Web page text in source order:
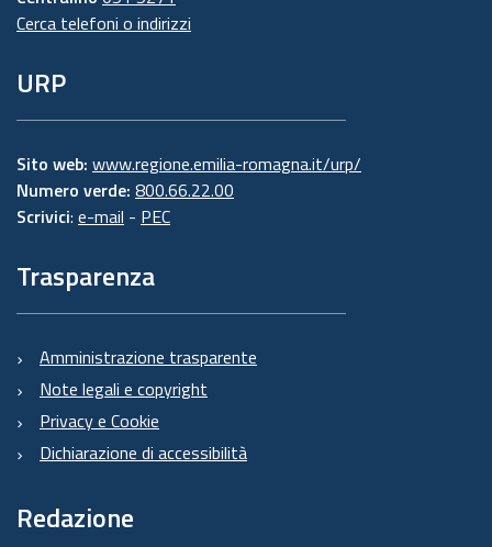
Cerca telefoni o indirizzi
URP
Sito web: www.regione.emilia-romagna.it/urp/
Numero verde: 800.66.22.00
Scrivici: e-mail - PEC
Trasparenza
Amministrazione trasparente
Note legali e copyright
Privacy e Cookie
Dichiarazione di accessibilità
Redazione